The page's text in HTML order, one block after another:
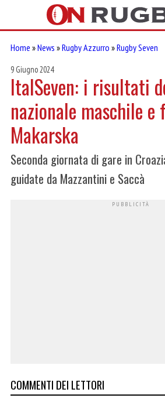
Home »News »Rugby Azzurro »Rugby Seven
9 Giugno 2024
ItalSeven: i risultati
nazionale maschile
Makarska
Seconda giornata di gare in
guidate da Mazzantini e Saccà
COMMENTI DEI LETTORI